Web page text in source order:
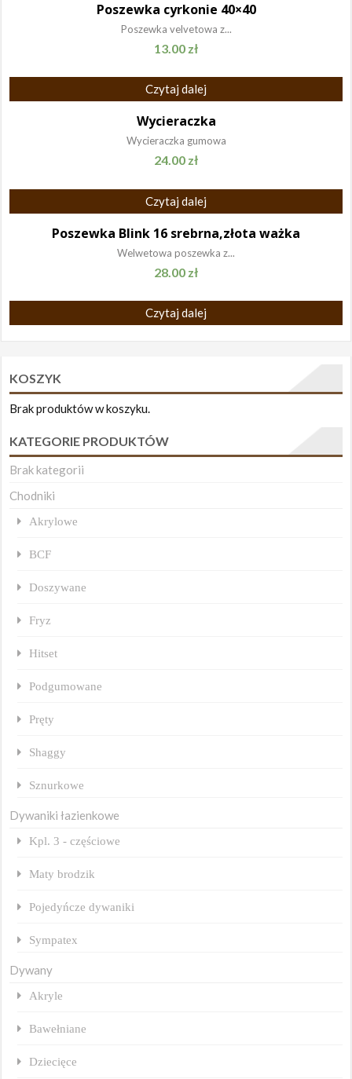
Poszewka cyrkonie 40×40
Poszewka velvetowa z...
13.00 zł
Czytaj dalej
Wycieraczka
Wycieraczka gumowa
24.00 zł
Czytaj dalej
Poszewka Blink 16 srebrna,złota ważka
Welwetowa poszewka z...
28.00 zł
Czytaj dalej
KOSZYK
Brak produktów w koszyku.
KATEGORIE PRODUKTÓW
Brak kategorii
Chodniki
Akrylowe
BCF
Doszywane
Fryz
Hitset
Podgumowane
Pręty
Shaggy
Sznurkowe
Dywaniki łazienkowe
Kpl. 3 - częściowe
Maty brodzik
Pojedyńcze dywaniki
Sympatex
Dywany
Akryle
Bawełniane
Dziecięce